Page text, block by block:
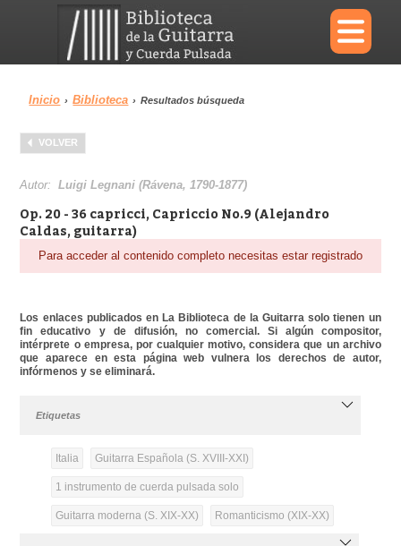
×
Menu
Biblioteca
Área personal Reproductor
Inicio › Biblioteca › Resultados búsqueda
VOLVER
Autor:Luigi Legnani (Rávena, 1790-1877)
Op. 20 - 36 capricci, Capriccio No.9 (Alejandro
Caldas, guitarra)
Para acceder al contenido completo necesitas estar registrado
Los enlaces publicados en La Biblioteca de la Guitarra solo tienen un
fin educativo y de difusión, no comercial. Si algún compositor,
intérprete o empresa, por cualquier motivo, considera que un archivo
que aparece en esta página web vulnera los derechos de autor,
infórmenos y se eliminará.
Etiquetas
Italia Guitarra Española (S. XVIII-XXI)
1 instrumento de cuerda pulsada solo
Guitarra moderna (S. XIX-XX) Romanticismo (XIX-XX)